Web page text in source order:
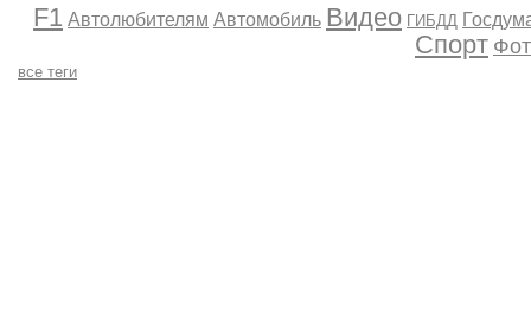
F1 Автолюбителям Автомобиль Видео ГИБДД
Спорт
все теги